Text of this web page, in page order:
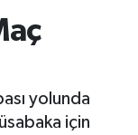
yolunda
için